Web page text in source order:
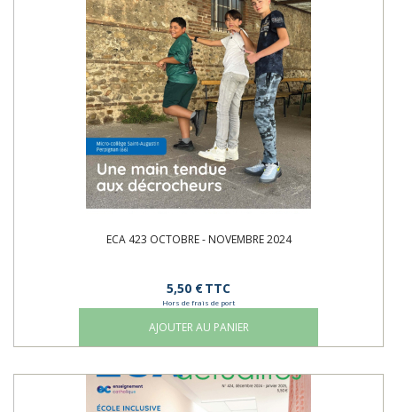
ECA 423 OCTOBRE - NOVEMBRE 2024
5,50 €TTC
Hors de frais de port
AJOUTER AU PANIER